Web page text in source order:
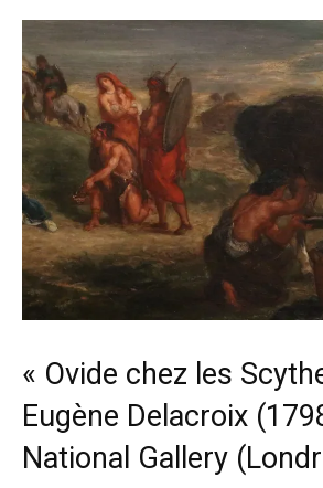
« Ovide chez les
Eugène Delacroix
National Gallery